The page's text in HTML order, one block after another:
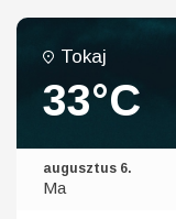
Tokaj
33°C
augusztus 6.
Ma